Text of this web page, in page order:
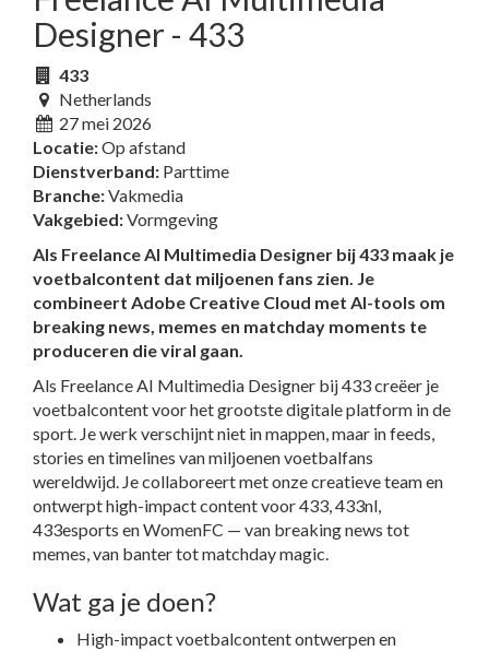
Designer - 433
433
Netherlands
27 mei 2026
Locatie:Op afstand
Dienstverband: Parttime
Branche:Vakmedia
Vakgebied:Vormgeving
Als Freelance AI Multimedia Designer bij 433 maak je
voetbalcontent dat miljoenen fans zien. Je
combineert Adobe Creative Cloud met AI-tools om
breaking news, memes en matchday moments te
produceren die viral gaan.
Als Freelance AI Multimedia Designer bij 433 creëer je
voetbalcontent voor het grootste digitale platform in de
sport. Je werk verschijnt niet in mappen, maar in feeds,
stories en timelines van miljoenen voetbalfans
wereldwijd. Je collaboreert met onze creatieve team en
ontwerpt high-impact content voor 433, 433nl,
433esports en WomenFC — van breaking news tot
memes, van banter tot matchday magic.
Wat ga je doen?
High-impact voetbalcontent ontwerpen en